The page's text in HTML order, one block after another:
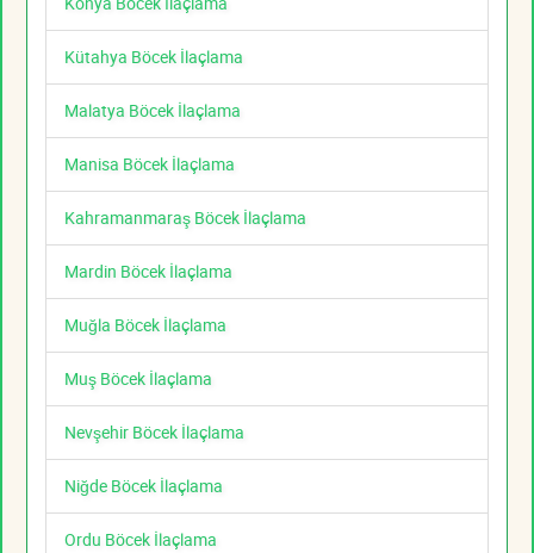
Kütahya Böcek İlaçlama
Malatya Böcek İlaçlama
Manisa Böcek İlaçlama
Kahramanmaraş Böcek İlaçlama
Mardin Böcek İlaçlama
Muğla Böcek İlaçlama
Muş Böcek İlaçlama
Nevşehir Böcek İlaçlama
Niğde Böcek İlaçlama
Ordu Böcek İlaçlama